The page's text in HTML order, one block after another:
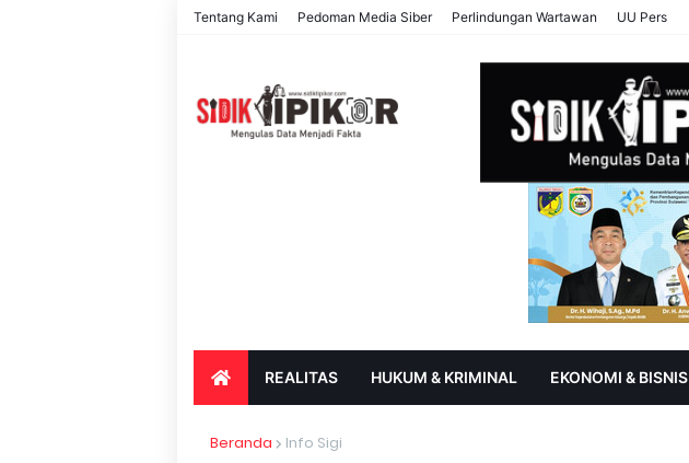
Tentang Kami Pedoman Media Siber Perlindungan Wartawan UU Pers
REALITAS HUKUM & KRIMINAL EKONOMI & BISNIS
Beranda Info Sigi